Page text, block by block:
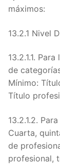
máximos:
13.2.1 Nivel
13.2.1.1.
de
Mínimo:
Título
13.2.1.2.
Cuarta,
de
profesional,